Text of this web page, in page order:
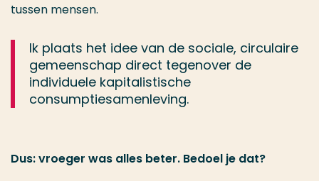
tussen mensen.
Ik plaats het idee van de sociale, circulaire
gemeenschap direct tegenover de
individuele kapitalistische
consumptiesamenleving.
Dus: vroeger was alles beter. Bedoel je dat?